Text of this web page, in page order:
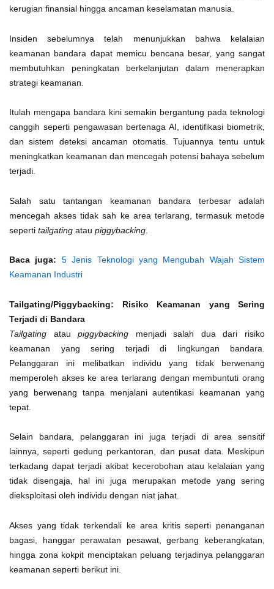
kerugian finansial hingga ancaman keselamatan manusia.
Insiden sebelumnya telah menunjukkan bahwa kelalaian
keamanan bandara dapat memicu bencana besar, yang sangat
membutuhkan peningkatan berkelanjutan dalam menerapkan
strategi keamanan.
Itulah mengapa bandara kini semakin bergantung pada teknologi
canggih seperti pengawasan bertenaga AI, identifikasi biometrik,
dan sistem deteksi ancaman otomatis. Tujuannya tentu untuk
meningkatkan keamanan dan mencegah potensi bahaya sebelum
terjadi.
Salah satu tantangan keamanan bandara terbesar adalah
mencegah akses tidak sah ke area terlarang, termasuk metode
seperti tailgating atau piggybacking
Baca juga:
5 Jenis Teknologi yang Mengubah Wajah Sistem
Keamanan Industri
Tailgating/Piggybacking: Risiko Keamanan yang Sering
Terjadi di Bandara
Tailgating ataupiggybacking menjadi salah dua dari risiko
keamanan yang sering terjadi di lingkungan bandara.
Pelanggaran ini melibatkan individu yang tidak berwenang
memperoleh akses ke area terlarang dengan membuntuti orang
yang berwenang tanpa menjalani autentikasi keamanan yang
tepat.
Selain bandara, pelanggaran ini juga terjadi di area sensitif
lainnya, seperti gedung perkantoran, dan pusat data. Meskipun
terkadang dapat terjadi akibat kecerobohan atau kelalaian yang
tidak disengaja, hal ini juga merupakan metode yang sering
dieksploitasi oleh individu dengan niat jahat.
Akses yang tidak terkendali ke area kritis seperti penanganan
bagasi, hanggar perawatan pesawat, gerbang keberangkatan,
hingga zona kokpit menciptakan peluang terjadinya pelanggaran
keamanan seperti berikut ini.